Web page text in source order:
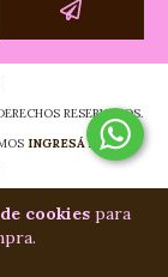
cookiespara
RESERVADOS.
INGRESÁ ACÁ.